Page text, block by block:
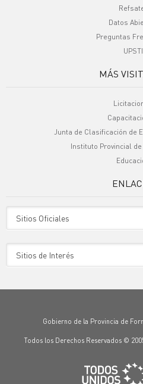
Datos
Preguntas
UPSTI
MÁS
Junta de Clasificación de
Instituto Provincial de
Gobierno de la Provincia de
Todos los Derechos Reservados ©